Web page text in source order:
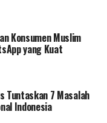
Konsumen Muslim
yang Kuat
Tuntaskan 7 Masalah
Indonesia